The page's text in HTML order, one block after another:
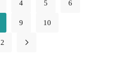
4 5 6
9 10